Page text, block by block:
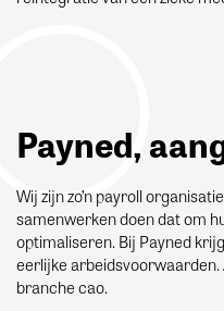
Payned,
Wij zijn zo’n payroll
samenwerken doen dat om
optimaliseren. Bij Payned
eerlijke
branche cao.